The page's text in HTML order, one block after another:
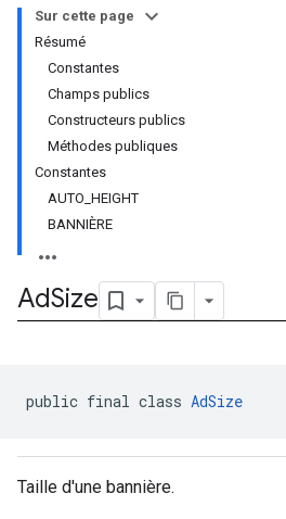
Sur cette page
Résumé
Constantes
Champs publics
Constructeurs publics
Méthodes publiques
Constantes
AUTO_HEIGHT
BANNIÈRE
AdSize
public final class AdSize
Taille d'une bannière.